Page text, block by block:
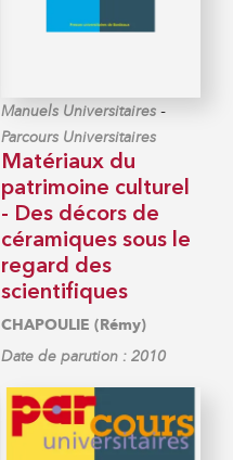
Manuels Universitaires -
Parcours Universitaires
Matériaux du
patrimoine culturel
- Des décors de
céramiques sous le
regard des
scientifiques
CHAPOULIE (Rémy)
Date de parution : 2010